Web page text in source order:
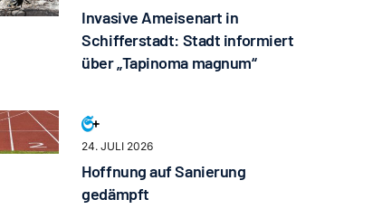
Invasive Ameisenart in
Schifferstadt: Stadt informiert
über „Tapinoma magnum“
24. JULI 2026
Hoffnung auf Sanierung
gedämpft